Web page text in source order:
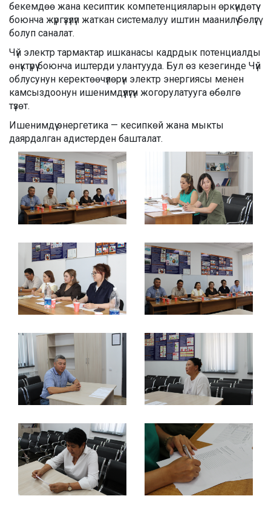
бекемдөө жана кесиптик компетенцияларын өркүндөтүү
боюнча жүргүзүлүп жаткан системалуу иштин маанилүү бөлүгү
болуп саналат.
Чүй электр тармактар ишканасы кадрдык потенциалды
өнүктүрүү боюнча иштерди улантууда. Бул өз кезегинде Чүй
облусунун керектөөчүлөрүн электр энергиясы менен
камсыздоонун ишенимдүүлүгүн жогорулатууга өбөлгө
түзөт.
Ишенимдүү энергетика — кесипкөй жана мыкты
даярдалган адистерден башталат.